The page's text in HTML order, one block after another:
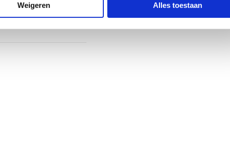
Weigeren Alles toestaan